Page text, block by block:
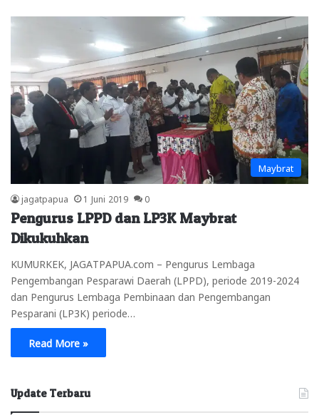
Maybrat
jagatpapua 1 Juni 2019 0
Pengurus LPPD dan LP3K Maybrat
Dikukuhkan
KUMURKEK, JAGATPAPUA.com – Pengurus Lembaga
Pengembangan Pesparawi Daerah (LPPD), periode 2019-2024
dan Pengurus Lembaga Pembinaan dan Pengembangan
Pesparani (LP3K) periode…
Read More »
Update Terbaru